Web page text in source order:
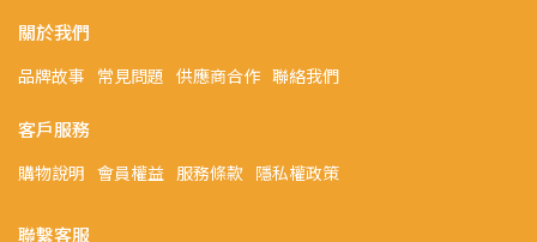
關於我們
品牌故事 常見問題 供應商合作 聯絡我們
客戶服務
購物說明 會員權益 服務條款 隱私權政策
聯繫客服